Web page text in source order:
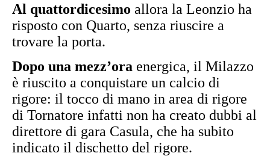
Al quattordicesimo allora la Leonzio ha
risposto con Quarto, senza riuscire a
trovare la porta.
Dopo una mezz’ora energica, il Milazzo
è riuscito a conquistare un calcio di
rigore: il tocco di mano in area di rigore
di Tornatore infatti non ha creato dubbi al
direttore di gara Casula, che ha subito
indicato il dischetto del rigore.